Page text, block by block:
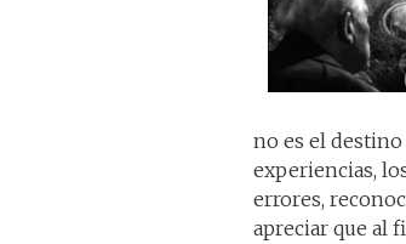
no es el
experiencias,
errores,
apreciar que al